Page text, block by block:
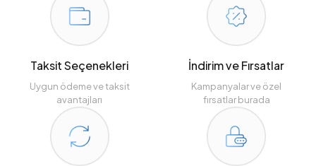
Taksit Seçenekleri
Uygun ödeme ve taksit
avantajları
İndirim ve Fırsatlar
Kampanyalar ve özel
fırsatlar burada